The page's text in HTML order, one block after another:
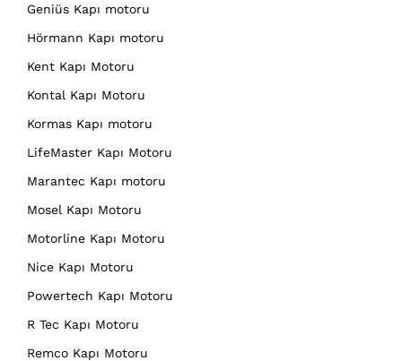
Geniüs Kapı motoru
Hörmann Kapı motoru
Kent Kapı Motoru
Kontal Kapı Motoru
Kormas Kapı motoru
LifeMaster Kapı Motoru
Marantec Kapı motoru
Mosel Kapı Motoru
Motorline Kapı Motoru
Nice Kapı Motoru
Powertech Kapı Motoru
R Tec Kapı Motoru
Remco Kapı Motoru